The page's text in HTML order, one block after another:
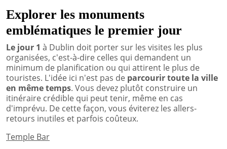
Explorer les monuments
emblématiques le premier jour
Le jour 1 à Dublin doit porter sur les visites les plus
organisées, c'est-à-dire celles qui demandent un
minimum de planification ou qui attirent le plus de
touristes. L'idée ici n'est pas de parcourir toute la ville
en même temps. Vous devez plutôt construire un
itinéraire crédible qui peut tenir, même en cas
d'imprévu. De cette façon, vous éviterez les allers-
retours inutiles et parfois coûteux.
Temple Bar